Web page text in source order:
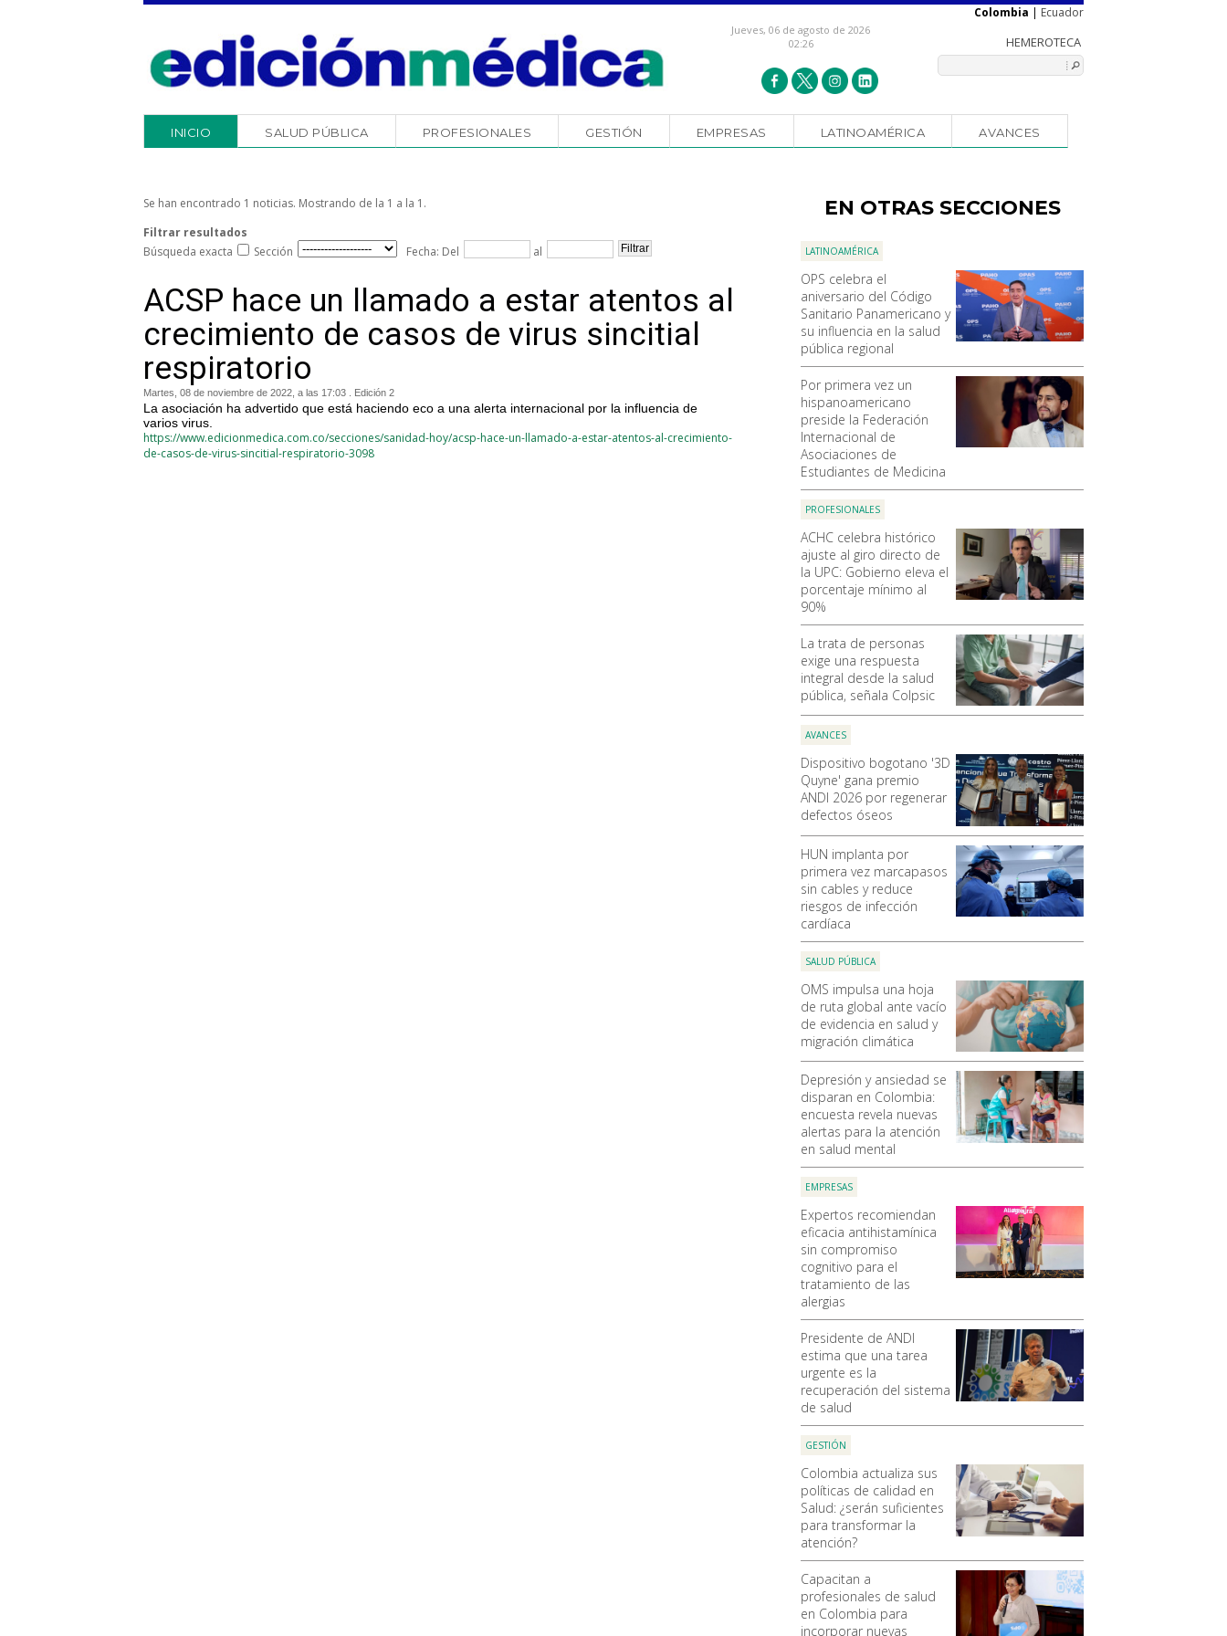
Jueves, 06 de agosto de 2026
02:26
Colombia | Ecuador
INICIO SALUD PÚBLICA PROFESIONALES GESTIÓN EMPRESAS LATINOAMÉRICA AVANCES
EN OTRAS SECCIONES
LATINOAMÉRICA
OPS celebra el
aniversario del Código
Sanitario Panamericano y
su influencia en la salud
pública regional
Por primera vez un
hispanoamericano
preside la Federación
Internacional de
Asociaciones de
Estudiantes de Medicina
PROFESIONALES
ACHC celebra histórico
ajuste al giro directo de
la UPC: Gobierno eleva el
porcentaje mínimo al
90%
La trata de personas
exige una respuesta
integral desde la salud
pública, señala Colpsic
AVANCES
Dispositivo bogotano '3D
Quyne' gana premio
ANDI 2026 por regenerar
defectos óseos
HUN implanta por
primera vez marcapasos
sin cables y reduce
riesgos de infección
cardíaca
SALUD PÚBLICA
OMS impulsa una hoja
de ruta global ante vacío
de evidencia en salud y
migración climática
Depresión y ansiedad se
disparan en Colombia:
encuesta revela nuevas
alertas para la atención
en salud mental
EMPRESAS
Expertos recomiendan
eficacia antihistamínica
sin compromiso
cognitivo para el
tratamiento de las
alergias
Presidente de ANDI
estima que una tarea
urgente es la
recuperación del sistema
de salud
GESTIÓN
Colombia actualiza sus
políticas de calidad en
Salud: ¿serán suficientes
para transformar la
atención?
Capacitan a
profesionales de salud
en Colombia para
incorporar nuevas
Se han encontrado 1 noticias. Mostrando de la 1 a la 1.
Filtrar resultados
Búsqueda exacta
Sección Fecha: Del al
ACSP hace un llamado a estar atentos al
crecimiento de casos de virus sincitial
respiratorio
Martes, 08 de noviembre de 2022, a las 17:03 . Edición 2
La asociación ha advertido que está haciendo eco a una alerta internacional por la influencia de
varios virus.
https://www.edicionmedica.com.co/secciones/sanidad-hoy/acsp-hace-un-llamado-a-estar-atentos-al-crecimiento-
de-casos-de-virus-sincitial-respiratorio-3098